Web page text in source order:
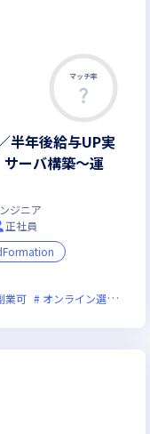
マッチ率
半年後給与UP実
ーバ構築～運
ジニア
正社員
業可 オンライン選考可